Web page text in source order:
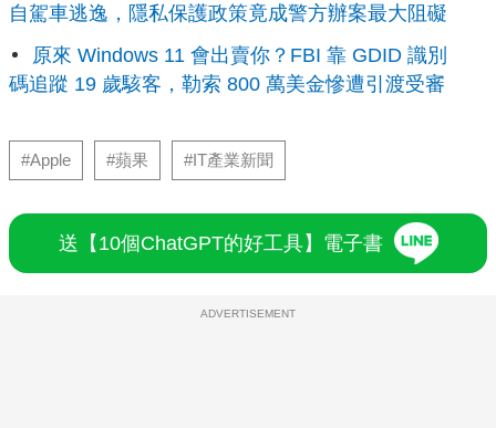
自駕車逃逸，隱私保護政策竟成警方辦案最大阻礙
原來 Windows 11 會出賣你？FBI 靠 GDID 識別
碼追蹤 19 歲駭客，勒索 800 萬美金慘遭引渡受審
#Apple #蘋果 #IT產業新聞
送【10個ChatGPT的好工具】電子書
ADVERTISEMENT